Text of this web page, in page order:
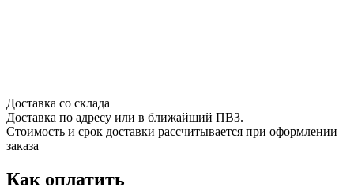
Доставка со склада
Доставка по адресу или в ближайший ПВЗ.
Стоимость и срок доставки рассчитывается при оформлении
заказа
Как оплатить